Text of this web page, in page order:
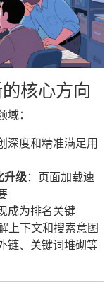
核心方向
：
深度和精准满足用
升级：页面加载速
成为排名关键
上下文和搜索意图
链、关键词堆砌等